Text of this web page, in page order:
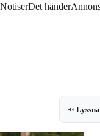
NotiserDet händer
Lyssna